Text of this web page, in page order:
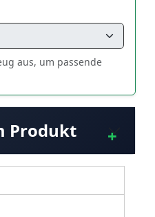
aus, um passende
Produkt